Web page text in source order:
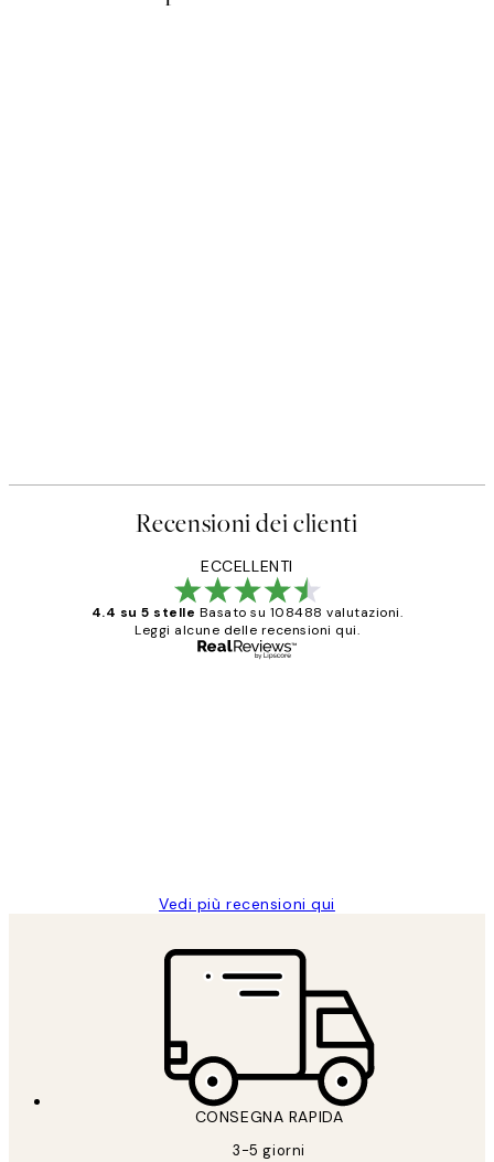
Recensioni dei clienti
ECCELLENTI
4.4 su 5 stelle Basato su 108488 valutazioni.
Leggi alcune delle recensioni qui.
Vedi più recensioni qui
CONSEGNA RAPIDA
3-5 giorni